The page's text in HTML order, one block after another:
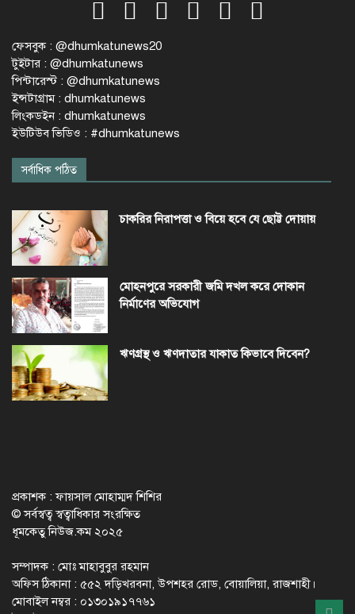
ফেসবুক : @dhumkatunews20
টুইটার : @dhumkatunews
পিন্টারেস্ট : @dhumkatunews
ইন্সটাগ্রাম : dhumkatunews
লিংকডইন : dhumkatunews
ইউটিউব ভিডিও : #dhumkatunews
সর্বাধিক পঠিত
চাকরির নিরাপত্তা ও বিয়ে হবে যে ছোট্ট দোয়ায়
মোহনপুরে সরকারী জমি দখল করে দোকান
নির্মাণের অভিযোগ
ঋণগ্রস্থ ও ঋণদাতার যাকাত কিভাবে দিবেন?
প্রকাশক : ফায়সাল মোহাম্মদ শিশির
© সর্বস্বত্ব স্বত্বাধিকার সংরক্ষিত
ধূমকেতু নিউজ.কম ২০২৫
সম্পাদক : মোঃ মাহাবুবুর রহমান
অফিস ঠিকানা : ৫৫২ দড়িখরবনা, উপশহর রোড, বোয়ালিয়া, রাজশাহী।
মোবাইল নম্বর : ০১৩০১৯১৭৭৬১